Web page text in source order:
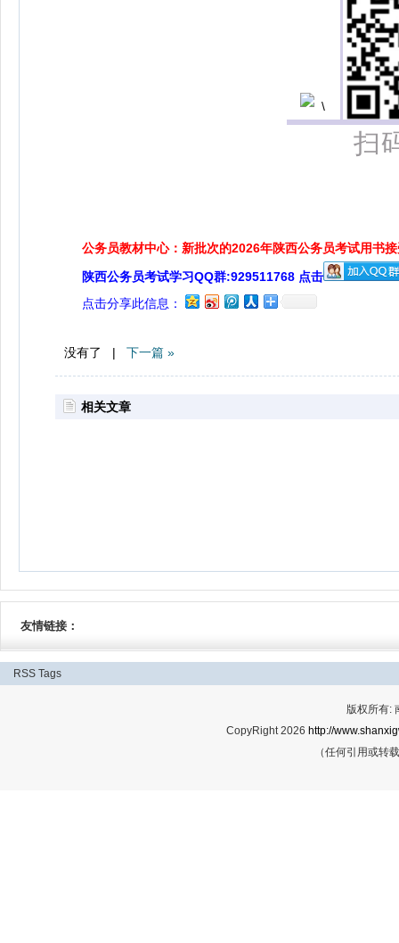
扫
公务员教材中心：新批次的2026年陕西公务员考试用书
陕西公务员考试学习QQ群:929511768 点击
点击分享此信息：
没有了 | 下一篇 »
相关文章
友情链接：
RSS Tags
版权所有:
CopyRight 2026 http://
（任何引用或转